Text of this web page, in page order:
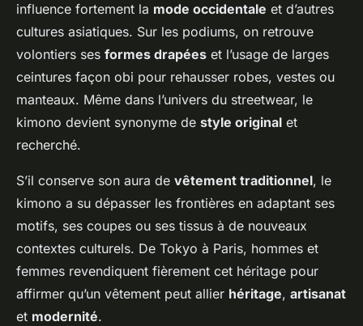
influence fortement la mode occidentale et d’autres
cultures asiatiques. Sur les podiums, on retrouve
volontiers ses formes drapées et l’usage de larges
ceintures façon obi pour rehausser robes, vestes ou
manteaux. Même dans l’univers du streetwear, le
kimono devient synonyme de style original et
recherché.
S’il conserve son aura de vêtement traditionnel, le
kimono a su dépasser les frontières en adaptant ses
motifs, ses coupes ou ses tissus à de nouveaux
contextes culturels. De Tokyo à Paris, hommes et
femmes revendiquent fièrement cet héritage pour
affirmer qu’un vêtement peut allier héritage, artisanat
et modernité.